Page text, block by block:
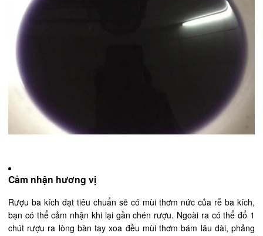
Cảm nhận hương vị
Rượu ba kích đạt tiêu chuẩn sẽ có mùi thơm nức của rễ ba kích,
bạn có thể cảm nhận khi lại gần chén rượu. Ngoài ra có thể đổ 1
chút rượu ra lòng bàn tay xoa đều mùi thơm bám lâu dài, phảng